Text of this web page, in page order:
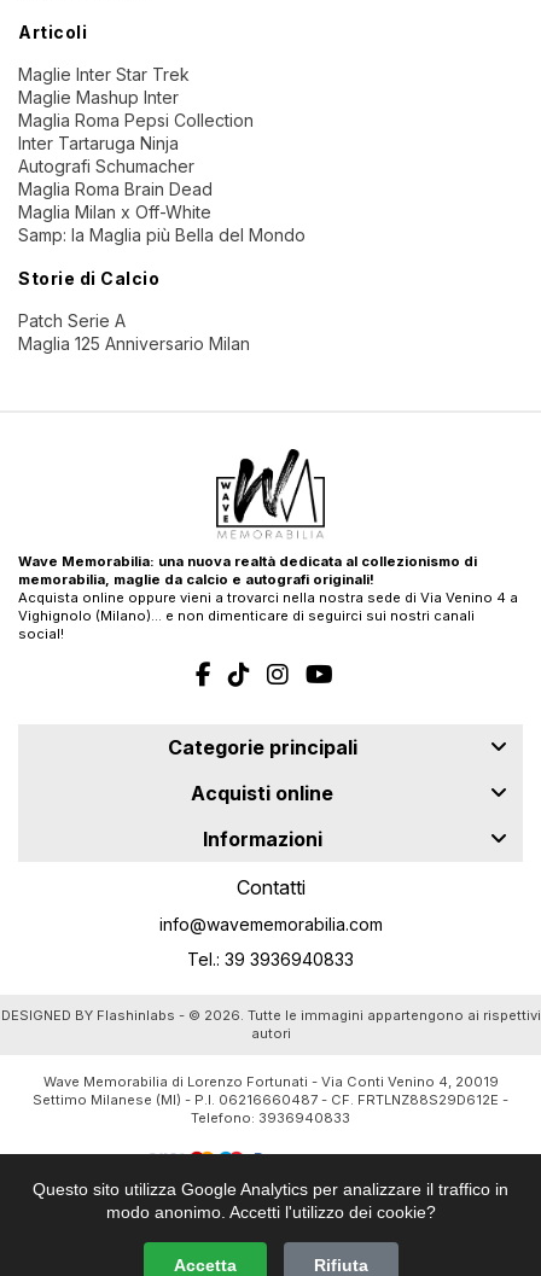
Questo sito utilizza Google Analytics per analizzare il traffico in
modo anonimo. Accetti l'utilizzo dei cookie?
Accetta Rifiuta
Articoli
Maglie Inter Star Trek
Maglie Mashup Inter
Maglia Roma Pepsi Collection
Inter Tartaruga Ninja
Autografi Schumacher
Maglia Roma Brain Dead
Maglia Milan x Off-White
Samp: la Maglia più Bella del Mondo
Storie di Calcio
Patch Serie A
Maglia 125 Anniversario Milan
Wave Memorabilia: una nuova realtà dedicata al collezionismo di
memorabilia, maglie da calcio e autografi originali!
Acquista online oppure vieni a trovarci nella nostra sede di Via Venino 4 a
Vighignolo (Milano)… e non dimenticare di seguirci sui nostri canali
social!
Categorie principali
Acquisti online
Informazioni
Contatti
info@wavememorabilia.com
Tel.: 39 3936940833
DESIGNED BY Flashinlabs - © 2026. Tutte le immagini appartengono ai rispettivi
autori
Wave Memorabilia di Lorenzo Fortunati - Via Conti Venino 4, 20019
Settimo Milanese (MI) - P.I. 06216660487 - CF. FRTLNZ88S29D612E -
Telefono: 3936940833